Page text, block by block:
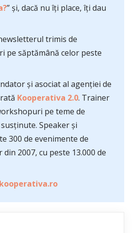
” și, dacă nu îți place, îți dau
trimis de
pe săptămână celor peste
și asociat al agenției de
Kooperativa 2.0. Trainer
pe teme de
Speaker și
300 de evenimente de
2007, cu peste 13.000 de